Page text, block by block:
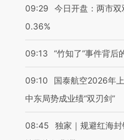
09:29
今日开盘：两市
0.36%
09:13 “竹知了”事件背后
09:10
国泰航空2026年
中东局势成业绩“双刃剑”
08:45
独家｜规避红海